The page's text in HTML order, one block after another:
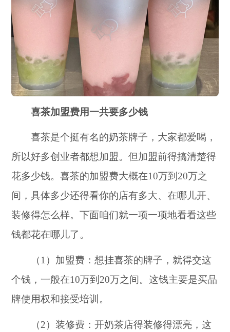
喜茶加盟费用一共要多少钱
喜茶是个挺有名的奶茶牌子，大家都爱喝，
所以好多创业者都想加盟。但加盟前得搞清楚得
花多少钱。喜茶的加盟费大概在10万到20万之
间，具体多少还得看你的店有多大、在哪儿开、
装修得怎么样。下面咱们就一项一项地看看这些
钱都花在哪儿了。
（1）加盟费：想挂喜茶的牌子，就得交这
个钱，一般在10万到20万之间。这钱主要是买品
牌使用权和接受培训。
（2）装修费：开奶茶店得装修得漂亮，这